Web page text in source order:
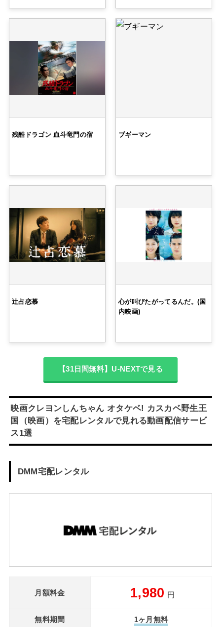
残酷ドラゴン 血斗竜門の宿 ブギーマン
辻占恋慕
心が叫びたがってるんだ。(国
内映画)
【31日間無料】U-NEXTで見る
映画クレヨンしんちゃん オタケベ! カスカベ野生王
国（映画）を宅配レンタルで見れる動画配信サービ
ス1選
DMM宅配レンタル
月額料金 1,980 円
無料期間 1ヶ月無料